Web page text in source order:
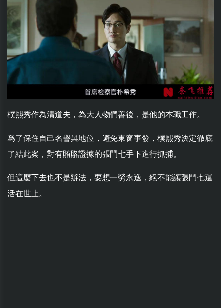
樸熙秀作為清道夫，為大人物們善後，是他的本職工作。
爲了保住自己名譽與地位，避免東窗事發，樸熙秀決定徹底
了結此案，對有賄賂證據的張鬥七手下進行抓捕。
但這麼下去也不是辦法，要想一勞永逸，絕不能讓張鬥七還
活在世上。